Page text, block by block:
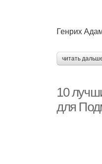
Генрих
читать
10
для